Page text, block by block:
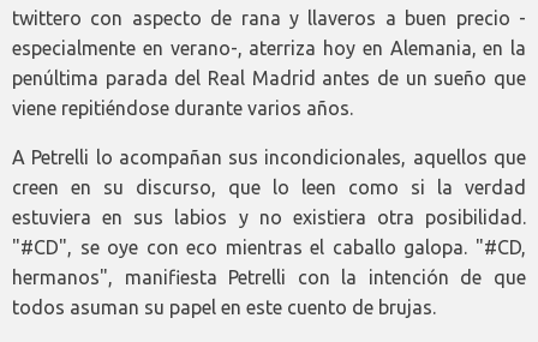
twittero con aspecto de rana y llaveros a buen precio -
especialmente en verano-, aterriza hoy en Alemania, en la
penúltima parada del Real Madrid antes de un sueño que
viene repitiéndose durante varios años.
A Petrelli lo acompañan sus incondicionales, aquellos que
creen en su discurso, que lo leen como si la verdad
estuviera en sus labios y no existiera otra posibilidad.
"#CD", se oye con eco mientras el caballo galopa. "#CD,
hermanos", manifiesta Petrelli con la intención de que
todos asuman su papel en este cuento de brujas.